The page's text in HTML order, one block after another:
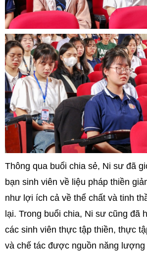
Thông qua buổi chia sẻ, Ni sư đã
bạn sinh viên về liệu pháp thiền
như lợi ích cả về thể chất và tinh
lại. Trong buổi chia, Ni sư cũng đã
các sinh viên thực tập thiền, thực
và chế tác được nguồn năng lượng